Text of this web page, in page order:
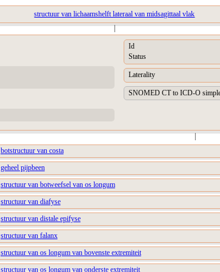
structuur van lichaamshelft lateraal van midsagittaal vlak
|
Id
Status
Laterality
SNOMED CT to ICD-O
|
botstructuur van costa
geheel pijpbeen
structuur van botweefsel van os longum
structuur van diafyse
structuur van distale epifyse
structuur van falanx
structuur van os longum van bovenste extremiteit
structuur van os longum van onderste extremiteit